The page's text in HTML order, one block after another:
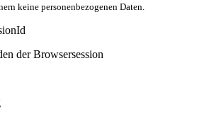
keine personenbezogenen Daten.
der Browsersession